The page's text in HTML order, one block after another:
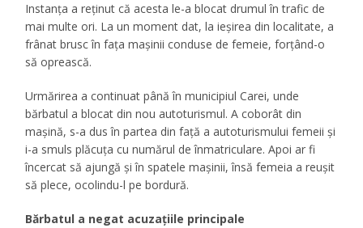
Instanța a reținut că acesta le-a blocat drumul în trafic de
mai multe ori. La un moment dat, la ieșirea din localitate, a
frânat brusc în fața mașinii conduse de femeie, forțând-o
să oprească.
Urmărirea a continuat până în municipiul Carei, unde
bărbatul a blocat din nou autoturismul. A coborât din
mașină, s-a dus în partea din față a autoturismului femeii și
i-a smuls plăcuța cu numărul de înmatriculare. Apoi ar fi
încercat să ajungă și în spatele mașinii, însă femeia a reușit
să plece, ocolindu-l pe bordură.
Bărbatul a negat acuzațiile principale